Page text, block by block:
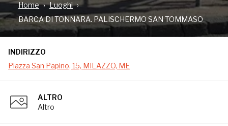
Home
Luoghi
BARCA DI TONNARA. PALISCHERMO SAN TOMMASO
INDIRIZZO
Piazza San Papino, 15, MILAZZO, ME
ALTRO
Altro
Piazza San Papino, 15, MILAZZO, ME